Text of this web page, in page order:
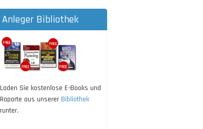
Anleger Bibliothek
Laden Sie kostenlose E-Books und
Raporte aus unserer Bibliothek
runter.